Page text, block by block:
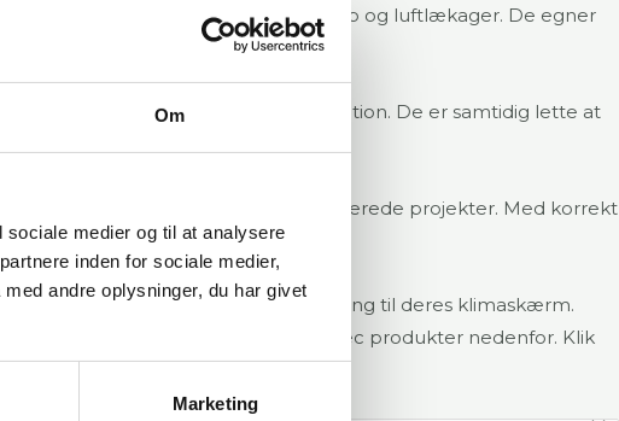
Om
medier og til at analysere
inden for sociale medier,
andre oplysninger, du har givet
Marketing
effektiv barriere mod både vanddamp og luftlækager. De egner
afhængigt af projektets krav.
perforeringer og slid under installation. De er samtidig lette at
og bæredygtighedscertificerede projekter. Med korrekt
indeklima.
der ønsker en driftssikker løsning til deres klimaskærm.
byggeri. Se udvalget af vores AluTec produkter nedenfor. Klik